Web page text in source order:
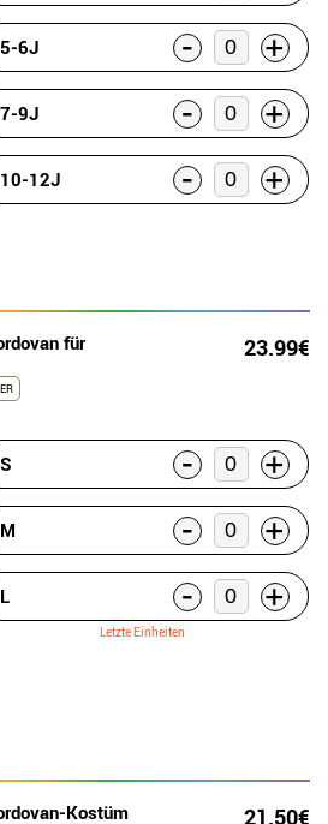
5-6J - +
7-9J - +
10-12J - +
für 23.99€
S - +
M - +
L - +
Letzte Einheiten
Kostüm 21.50€